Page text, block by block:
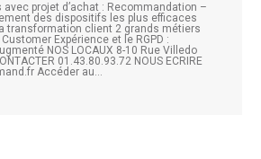
avec projet d’achat : Recommandation –
des dispositifs les plus efficaces
transformation client 2 grands métiers
Expérience et le RGPD :
NOS LOCAUX 8-10 Rue Villedo
01.43.80.93.72 NOUS ECRIRE
Accéder au…